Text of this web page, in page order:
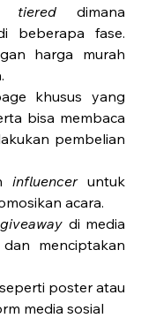
tiered dimana
beberapa fase.
harga murah
bisa membaca
pembelian
influencer untuk
acara.
giveaway di media
menciptakan
poster atau
media sosial